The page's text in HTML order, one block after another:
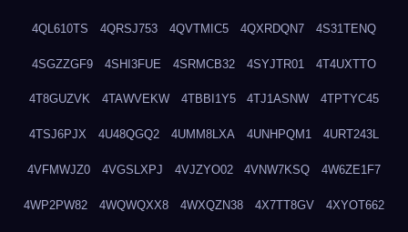
4QL610TS 4QRSJ753 4QVTMIC5 4QXRDQN7 4S31TENQ
4SGZZGF9 4SHI3FUE 4SRMCB32 4SYJTR01 4T4UXTTO
4T8GUZVK 4TAWVEKW 4TBBI1Y5 4TJ1ASNW 4TPTYC45
4TSJ6PJX 4U48QGQ2 4UMM8LXA 4UNHPQM1 4URT243L
4VFMWJZ0 4VGSLXPJ 4VJZYO02 4VNW7KSQ 4W6ZE1F7
4WP2PW82 4WQWQXX8 4WXQZN38 4X7TT8GV 4XYOT662